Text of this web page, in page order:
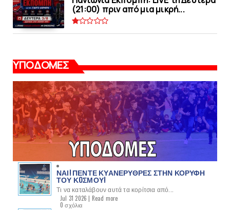
(21:00) πριν από μια μικρή...
ΥΠΟΔΟΜΕΣ
ΝΑΙ! ΠΕΝΤΕ ΚΥΑΝΕΡΥΘΡΕΣ ΣΤΗΝ ΚΟΡΥΦΗ
ΤΟΥ ΚOΣΜΟΥ!
Τι να καταλάβουν αυτά τα κορίτσια από...
Jul 31 2026 | Read more
0 σχόλια